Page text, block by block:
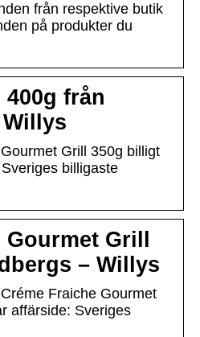
från respektive butik
på produkter du
från
Grill 350g billigt
billigaste
Grill
– Willys
Fraiche Gourmet
affärside: Sveriges